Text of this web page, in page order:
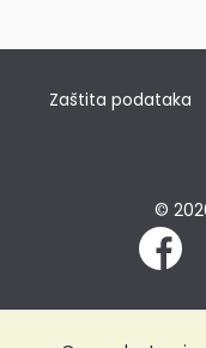
Zaštita podataka
©